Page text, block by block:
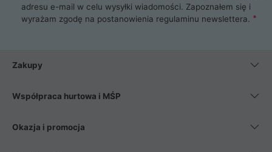
adresu e-mail w celu wysyłki wiadomości. Zapoznałem się i
wyrażam zgodę na postanowienia regulaminu newslettera.
Zakupy
Współpraca hurtowa i MŚP
Okazja i promocja